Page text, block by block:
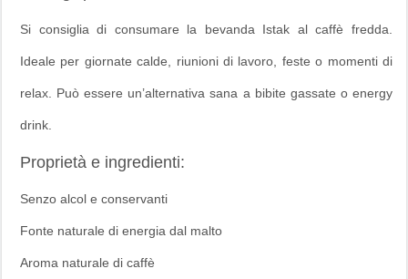
Si consiglia di consumare la bevanda Istak al caffè fredda.
Ideale per giornate calde, riunioni di lavoro, feste o momenti di
relax. Può essere un’alternativa sana a bibite gassate o energy
drink.
Proprietà e ingredienti:
Senzo alcol e conservanti
Fonte naturale di energia dal malto
Aroma naturale di caffè